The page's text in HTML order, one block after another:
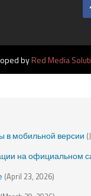
byRed Media
в мобильной версии
на официальном
(April 23, 2026)